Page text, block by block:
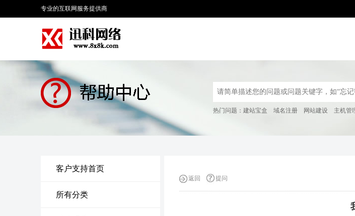
专业的互联网服务提供商
热门问题： 建站宝盒 域名注册 网站建设 主机管
客户支持首页
所有分类
返回 提问